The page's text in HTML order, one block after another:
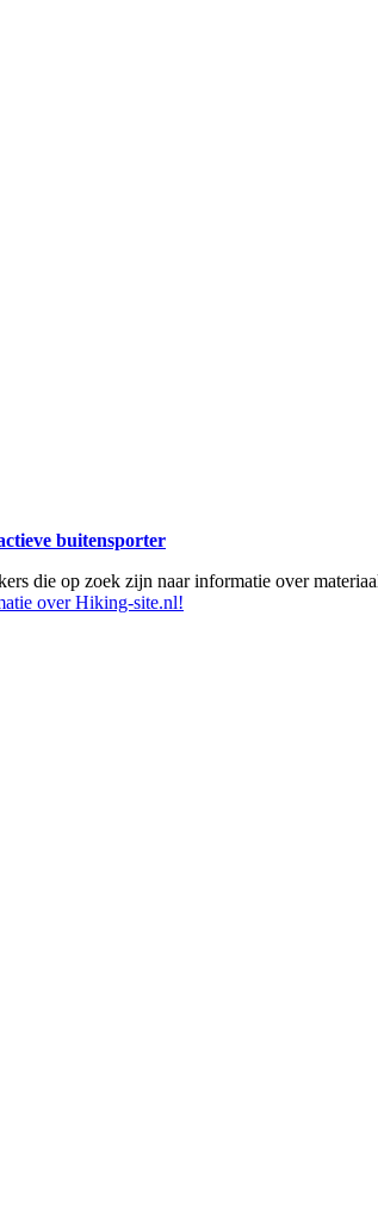
buitensporter
die op zoek zijn naar informatie over
over Hiking-site.nl!